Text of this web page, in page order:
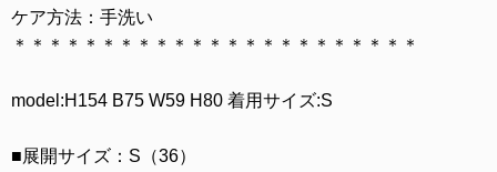
ケア方法：手洗い
＊＊＊＊＊＊＊＊＊＊＊＊＊＊＊＊＊＊＊＊＊＊＊
model:H154 B75 W59 H80 着用サイズ:S
■展開サイズ：S（36）